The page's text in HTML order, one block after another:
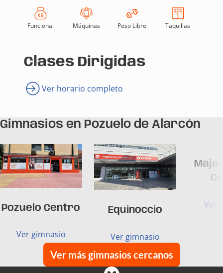
Funcional Máquinas Peso Libre Taquillas
Clases Dirigidas
Ver horario completo
Gimnasios en Pozuelo de Alarcón
Pozuelo Centro
Ver gimnasio
Equinoccio
Ver gimnasio
Ver
Ver más gimnasios cercanos